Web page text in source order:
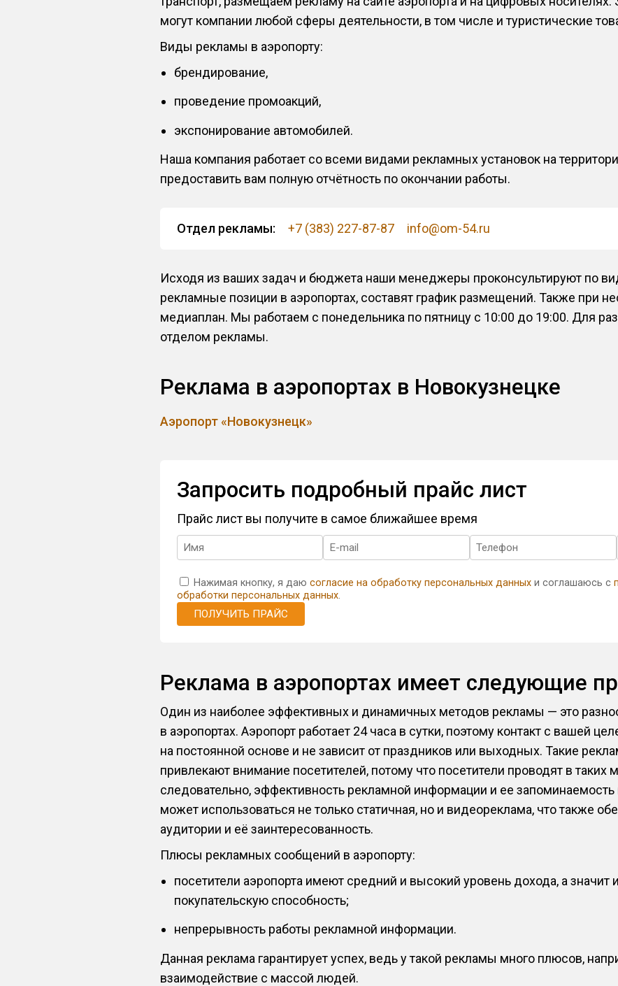
могут компании любой сферы деятельности, в том числе и туристические
Виды рекламы в аэропорту:
брендирование,
проведение промоакций,
экспонирование автомобилей.
Наша компания работает со всеми видами рекламных установок на
предоставить вам полную отчётность по окончании работы.
Отдел рекламы: +7 (383) 227-87-87 info@om-54.ru
Исходя из ваших задач и бюджета наши менеджеры проконсультируют по
рекламные позиции в аэропортах, составят график размещений. Также при
медиаплан. Мы работаем с понедельника по пятницу с 10:00 до 19:00. Для
отделом рекламы.
Реклама в аэропортах в Новокузнецке
Аэропорт «Новокузнецк»
Запросить подробный прайс лист
Прайс лист вы получите в самое ближайшее время
Нажимая кнопку, я даю согласие на обработку персональных данныхи соглашаюсь с
обработки персональных данных.
ПОЛУЧИТЬ ПРАЙС
Реклама в аэропортах имеет следующие
Один из наиболее эффективных и динамичных методов рекламы — это
в аэропортах. Аэропорт работает 24 часа в сутки, поэтому контакт с вашей
на постоянной основе и не зависит от праздников или выходных. Такие
привлекают внимание посетителей, потому что посетители проводят в таких
следовательно, эффективность рекламной информации и ее
может использоваться не только статичная, но и видеореклама, что также
аудитории и её заинтересованность.
Плюсы рекламных сообщений в аэропорту:
посетители аэропорта имеют средний и высокий уровень дохода, а значит
покупательскую способность;
непрерывность работы рекламной информации.
Данная реклама гарантирует успех, ведь у такой рекламы много плюсов,
взаимодействие с массой людей.